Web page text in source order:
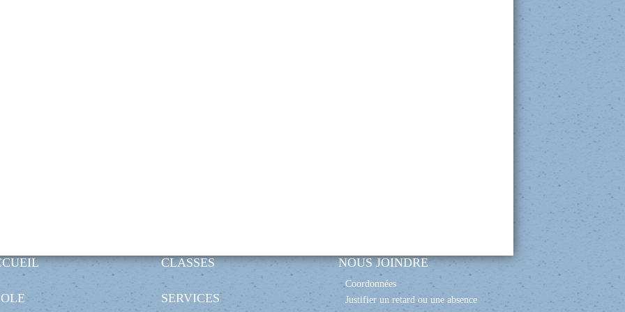
CLASSES
SERVICES
NOUS JOINDRE
Coordonnées
Justifier un retard ou une absence